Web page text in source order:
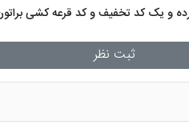
و یک کد تخفیف و کد قرعه کشی
ثبت نظر